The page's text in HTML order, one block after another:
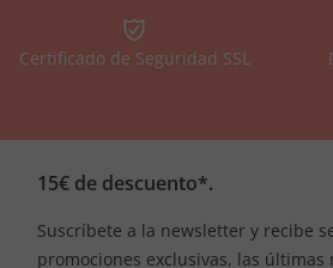
Certificado de Seguridad SSL
15€ de descuento*.
Suscríbete a la newsletter y recibe
promociones exclusivas, las últimas